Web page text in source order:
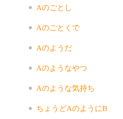
Aのごとし
Aのごとくで
Aのようだ
Aのようなやつ
Aのような気持ち
ちょうどAのようにB